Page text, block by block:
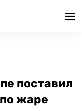
поставил
жаре